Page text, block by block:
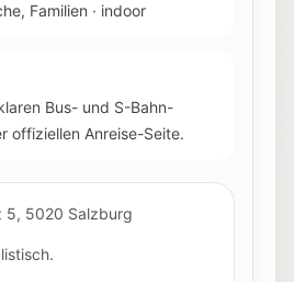
Familien · indoor
Bus- und S-Bahn-
offiziellen Anreise-Seite.
5, 5020 Salzburg